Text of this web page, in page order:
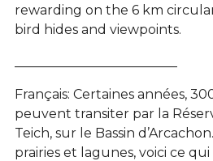
rewarding on the 6 km
bird hides and viewpoints.
Français: Certaines années,
peuvent transiter par la
Teich, sur le Bassin
prairies et lagunes, voici ce